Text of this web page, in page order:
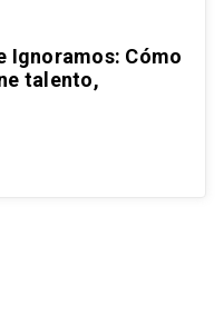
Ignoramos: Cómo
talento,